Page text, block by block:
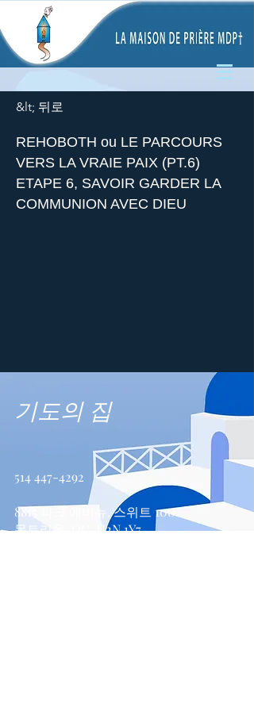
&lt; 뒤로
REHOBOTH ou LE PARCOURS
VERS LA VRAIE PAIX (PT.6)
ETAPE 6, SAVOIR GARDER LA
COMMUNION AVEC DIEU
기도의 집
514 447-4292
8815 파크 애비뉴, 스위트 100
몬트리올, QC, H2N 1Y7